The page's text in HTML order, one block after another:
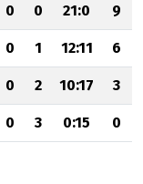
0 0 21:0 9
0 1 12:11 6
0 2 10:17 3
0 3 0:15 0